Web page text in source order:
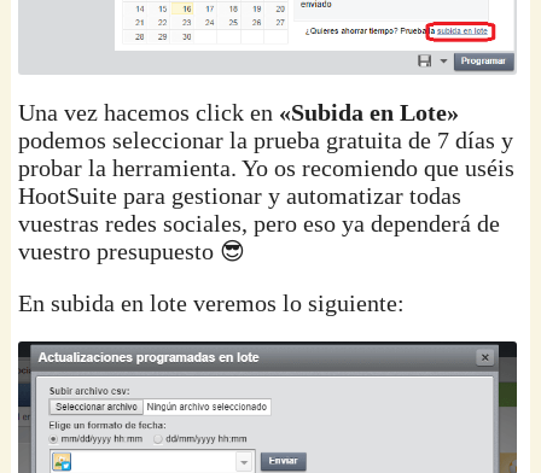
Una vez hacemos click en «Subida en Lote»
podemos seleccionar la prueba gratuita de 7 días y
probar la herramienta. Yo os recomiendo que uséis
HootSuite para gestionar y automatizar todas
vuestras redes sociales, pero eso ya dependerá de
vuestro presupuesto 😎
En subida en lote veremos lo siguiente: